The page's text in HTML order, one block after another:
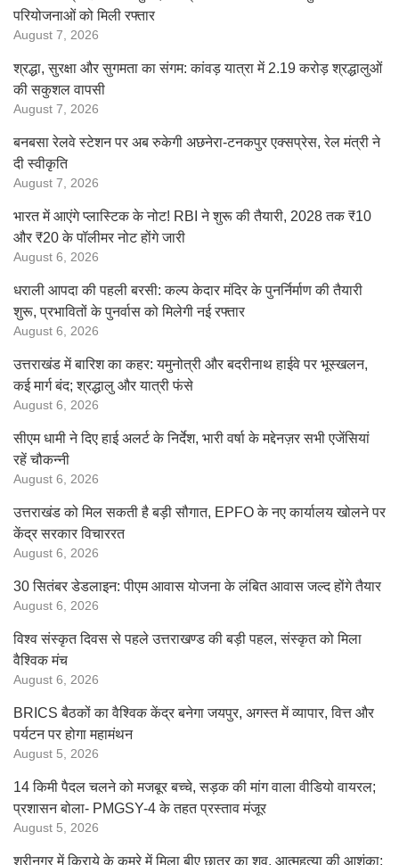
परियोजनाओं को मिली रफ्तार
August 7, 2026
श्रद्धा, सुरक्षा और सुगमता का संगम: कांवड़ यात्रा में 2.19 करोड़ श्रद्धालुओं
की सकुशल वापसी
August 7, 2026
बनबसा रेलवे स्टेशन पर अब रुकेगी अछनेरा-टनकपुर एक्सप्रेस, रेल मंत्री ने
दी स्वीकृति
August 7, 2026
भारत में आएंगे प्लास्टिक के नोट! RBI ने शुरू की तैयारी, 2028 तक ₹10
और ₹20 के पॉलीमर नोट होंगे जारी
August 6, 2026
धराली आपदा की पहली बरसी: कल्प केदार मंदिर के पुनर्निर्माण की तैयारी
शुरू, प्रभावितों के पुनर्वास को मिलेगी नई रफ्तार
August 6, 2026
उत्तराखंड में बारिश का कहर: यमुनोत्री और बदरीनाथ हाईवे पर भूस्खलन,
कई मार्ग बंद; श्रद्धालु और यात्री फंसे
August 6, 2026
सीएम धामी ने दिए हाई अलर्ट के निर्देश, भारी वर्षा के मद्देनज़र सभी एजेंसियां
रहें चौकन्नी
August 6, 2026
उत्तराखंड को मिल सकती है बड़ी सौगात, EPFO के नए कार्यालय खोलने पर
केंद्र सरकार विचाररत
August 6, 2026
30 सितंबर डेडलाइन: पीएम आवास योजना के लंबित आवास जल्द होंगे तैयार
August 6, 2026
विश्व संस्कृत दिवस से पहले उत्तराखण्ड की बड़ी पहल, संस्कृत को मिला
वैश्विक मंच
August 6, 2026
BRICS बैठकों का वैश्विक केंद्र बनेगा जयपुर, अगस्त में व्यापार, वित्त और
पर्यटन पर होगा महामंथन
August 5, 2026
14 किमी पैदल चलने को मजबूर बच्चे, सड़क की मांग वाला वीडियो वायरल;
प्रशासन बोला- PMGSY-4 के तहत प्रस्ताव मंजूर
August 5, 2026
श्रीनगर में किराये के कमरे में मिला बीए छात्र का शव, आत्महत्या की आशंका;